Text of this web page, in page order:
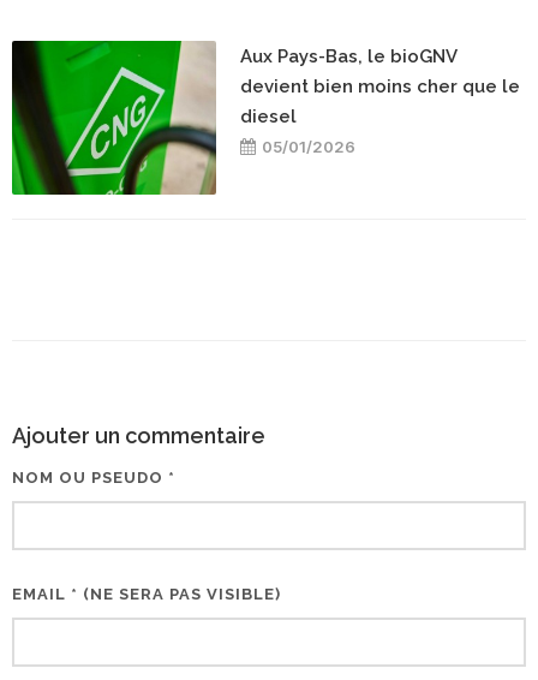
Aux Pays-Bas, le bioGNV
devient bien moins cher que le
diesel
05/01/2026
Ajouter un commentaire
NOM OU PSEUDO *
EMAIL * (NE SERA PAS VISIBLE)